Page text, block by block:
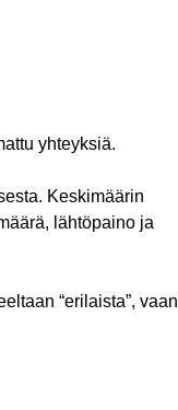
yhteyksiä.
Keskimäärin
lähtöpaino ja
“erilaista”, vaan